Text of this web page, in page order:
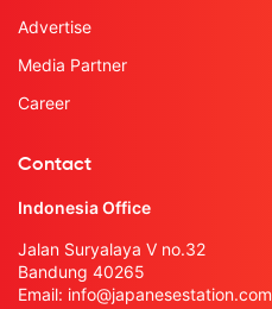
Advertise
Media Partner
Career
Contact
Indonesia Office
Jalan Suryalaya V no.32
Bandung 40265
Email: info@japanesestation.com